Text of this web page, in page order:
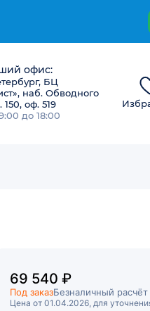
офис:
БЦ
наб. Обводного
оф. 519
до 18:00
69 540 ₽
Под заказБезналичный расчёт
Цена от 01.04.2026, для